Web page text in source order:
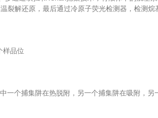
裂解还原，最后通过冷原子荧光检测器，检测烷
品位
个捕集阱在热脱附，另一个捕集阱在吸附，另